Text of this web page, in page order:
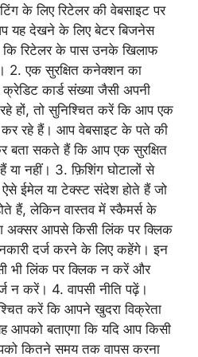
के लिए रिटेलर की वेबसाइट पर
यह देखने के लिए बेटर बिजनेस
रिटेलर के पास उनके खिलाफ
2. एक सुरक्षित कनेक्शन का
कार्ड संख्या जैसी अपनी
रहे हों, तो सुनिश्चित करें कि आप एक
कर रहे हैं। आप वेबसाइट के पते की
सकते हैं कि आप एक सुरक्षित
नहीं। 3. फ़िशिंग घोटालों से
ऐसे ईमेल या टेक्स्ट संदेश होते हैं जो
हैं, लेकिन वास्तव में स्कैमर्स के
अक्सर आपसे किसी लिंक पर क्लिक
दर्ज करने के लिए कहेंगे। इन
भी लिंक पर क्लिक न करें और
न करें। 4. वापसी नीति पढ़ें।
करें कि आपने खुदरा विक्रेता
आपको बताएगा कि यदि आप किसी
कितने समय तक वापस करना